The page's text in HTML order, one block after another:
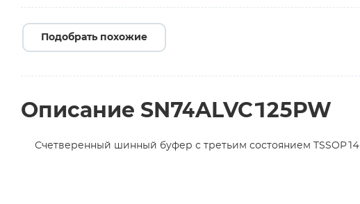
Подобрать похожие
Описание SN74ALVC125PW
Счетверенный шинный буфер с третьим состоянием TSSOP14